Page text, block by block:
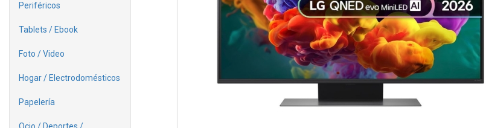
Periféricos
Tablets / Ebook
Foto / Video
Hogar / Electrodomésticos
Papelería